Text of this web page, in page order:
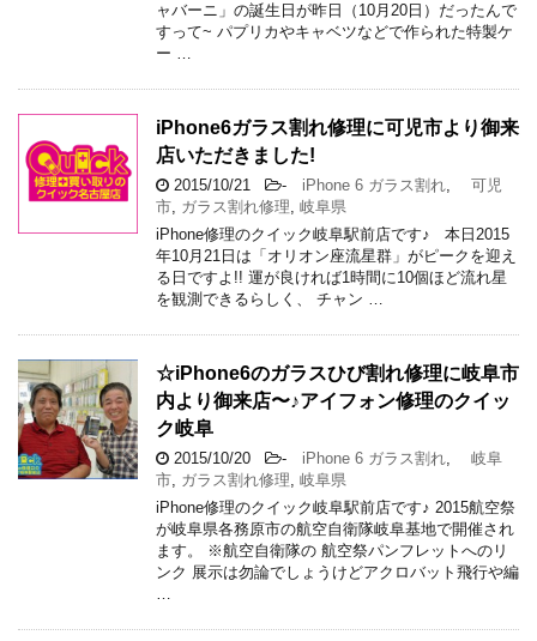
ャバーニ」の誕生日が昨日（10月20日）だったんで
すって~ パプリカやキャベツなどで作られた特製ケ
ー …
iPhone6ガラス割れ修理に可児市より御来
店いただきました!
2015/10/21 - iPhone 6 ガラス割れ,
可児
市, ガラス割れ修理, 岐阜県
iPhone修理のクイック岐阜駅前店です♪ 本日2015
年10月21日は「オリオン座流星群」がピークを迎え
る日ですよ!! 運が良ければ1時間に10個ほど流れ星
を観測できるらしく、 チャン …
☆iPhone6のガラスひび割れ修理に岐阜市
内より御来店〜♪アイフォン修理のクイッ
ク岐阜
2015/10/20 - iPhone 6 ガラス割れ,
岐阜
市, ガラス割れ修理, 岐阜県
iPhone修理のクイック岐阜駅前店です♪ 2015航空祭
が岐阜県各務原市の航空自衛隊岐阜基地で開催され
ます。 ※航空自衛隊の 航空祭パンフレットへのリ
ンク 展示は勿論でしょうけどアクロバット飛行や編
…